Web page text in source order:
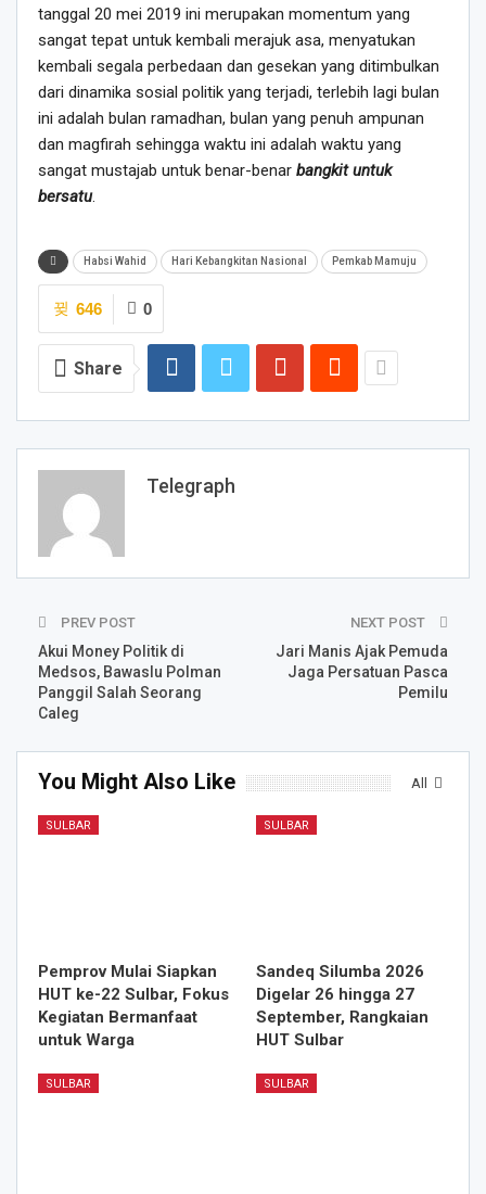
tanggal 20 mei 2019 ini merupakan momentum yang
sangat tepat untuk kembali merajuk asa, menyatukan
kembali segala perbedaan dan gesekan yang ditimbulkan
dari dinamika sosial politik yang terjadi, terlebih lagi bulan
ini adalah bulan ramadhan, bulan yang penuh ampunan
dan magfirah sehingga waktu ini adalah waktu yang
sangat mustajab untuk benar-benar bangkit untuk
bersatu.
Habsi Wahid Hari Kebangkitan Nasional Pemkab Mamuju
0
646
Share
Telegraph
PREV POST
Akui Money Politik di
Medsos, Bawaslu Polman
Panggil Salah Seorang
Caleg
NEXT POST
Jari Manis Ajak Pemuda
Jaga Persatuan Pasca
Pemilu
All
You Might Also Like
SULBAR
Pemprov Mulai Siapkan
HUT ke-22 Sulbar, Fokus
Kegiatan Bermanfaat
untuk Warga
SULBAR
Sandeq Silumba 2026
Digelar 26 hingga 27
September, Rangkaian
HUT Sulbar
SULBAR SULBAR